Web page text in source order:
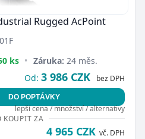
Rugged AcPoint
ks • Záruka: 24 měs.
Od: 3 986 CZK bez DPH
DO POPTÁVKY
lepší cena / množství / alternativy
KOUPIT ZA
4 965 CZK vč. DPH